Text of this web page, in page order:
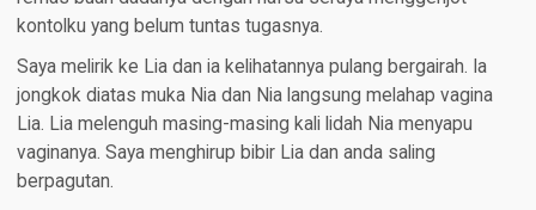
kontolku yang belum tuntas tugasnya.
Saya melirik ke Lia dan ia kelihatannya pulang bergairah. Ia
jongkok diatas muka Nia dan Nia langsung melahap vagina
Lia. Lia melenguh masing-masing kali lidah Nia menyapu
vaginanya. Saya menghirup bibir Lia dan anda saling
berpagutan.